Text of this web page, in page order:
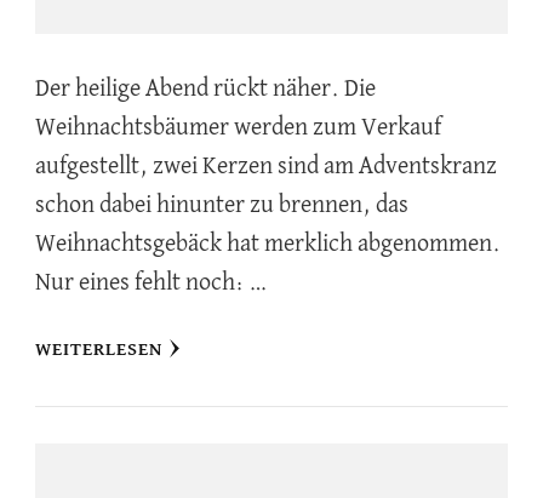
Der heilige Abend rückt näher. Die
Weihnachtsbäumer werden zum Verkauf
aufgestellt, zwei Kerzen sind am Adventskranz
schon dabei hinunter zu brennen, das
Weihnachtsgebäck hat merklich abgenommen.
Nur eines fehlt noch: …
WEITERLESEN